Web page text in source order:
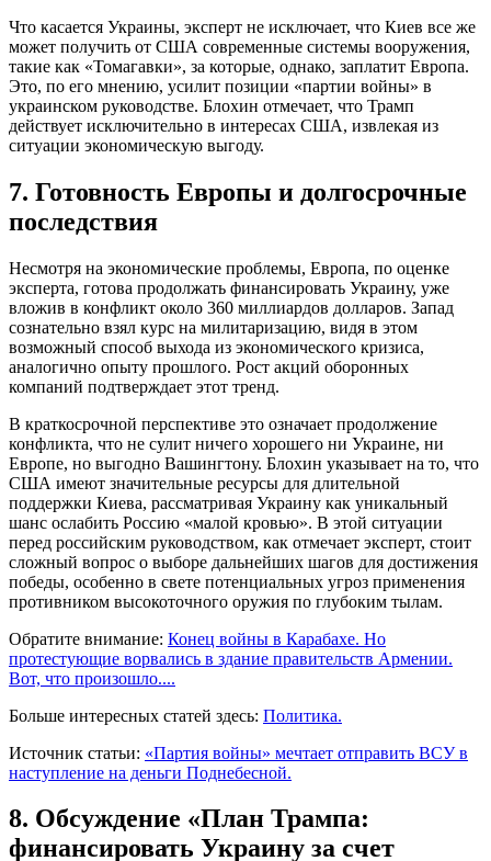
Что касается Украины, эксперт не исключает, что Киев все же
может получить от США современные системы вооружения,
такие как «Томагавки», за которые, однако, заплатит Европа.
Это, по его мнению, усилит позиции «партии войны» в
украинском руководстве. Блохин отмечает, что Трамп
действует исключительно в интересах США, извлекая из
ситуации экономическую выгоду.
7. Готовность Европы и долгосрочные
последствия
Несмотря на экономические проблемы, Европа, по оценке
эксперта, готова продолжать финансировать Украину, уже
вложив в конфликт около 360 миллиардов долларов. Запад
сознательно взял курс на милитаризацию, видя в этом
возможный способ выхода из экономического кризиса,
аналогично опыту прошлого. Рост акций оборонных
компаний подтверждает этот тренд.
В краткосрочной перспективе это означает продолжение
конфликта, что не сулит ничего хорошего ни Украине, ни
Европе, но выгодно Вашингтону. Блохин указывает на то, что
США имеют значительные ресурсы для длительной
поддержки Киева, рассматривая Украину как уникальный
шанс ослабить Россию «малой кровью». В этой ситуации
перед российским руководством, как отмечает эксперт, стоит
сложный вопрос о выборе дальнейших шагов для достижения
победы, особенно в свете потенциальных угроз применения
противником высокоточного оружия по глубоким тылам.
Обратите внимание: Конец войны в Карабахе. Но
протестующие ворвались в здание правительств Армении.
Вот, что произошло....
Больше интересных статей здесь: Политика.
Источник статьи: «Партия войны» мечтает отправить ВСУ в
наступление на деньги Поднебесной.
8. Обсуждение «План Трампа:
финансировать Украину за счет